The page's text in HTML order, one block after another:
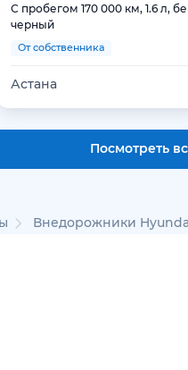
С пробегом 170 000 км, 1.6 л,
черный
От собственника
Астана
Посмотреть
Внедорожники